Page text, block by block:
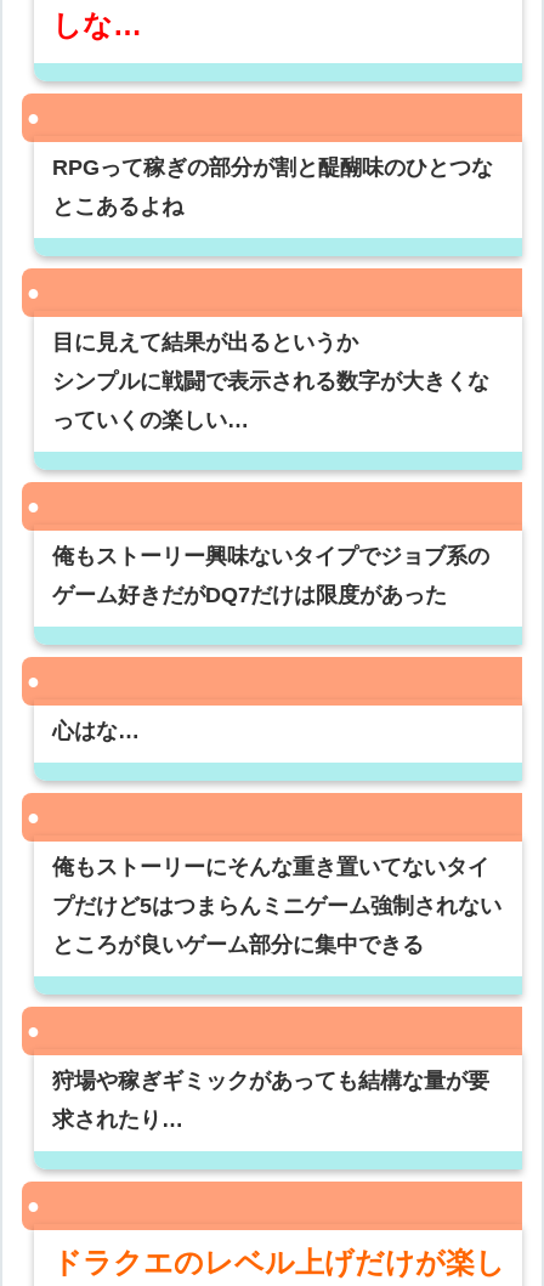
しな…
RPGって稼ぎの部分が割と醍醐味のひとつな
とこあるよね
目に見えて結果が出るというか
シンプルに戦闘で表示される数字が大きくな
っていくの楽しい…
俺もストーリー興味ないタイプでジョブ系の
ゲーム好きだがDQ7だけは限度があった
心はな…
俺もストーリーにそんな重き置いてないタイ
プだけど5はつまらんミニゲーム強制されない
ところが良いゲーム部分に集中できる
狩場や稼ぎギミックがあっても結構な量が要
求されたり…
ドラクエのレベル上げだけが楽し